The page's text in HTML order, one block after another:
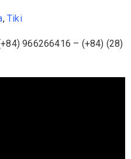
,Tiki
966266416 – (+84) (28)